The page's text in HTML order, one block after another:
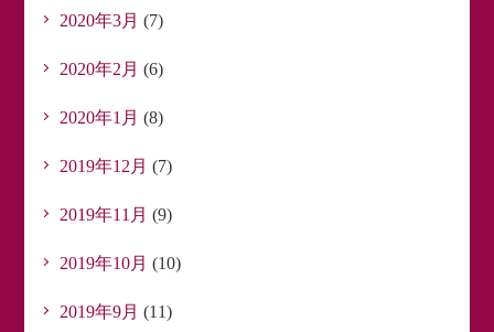
2020年3月 (7)
2020年2月 (6)
2020年1月 (8)
2019年12月 (7)
2019年11月 (9)
2019年10月 (10)
2019年9月 (11)